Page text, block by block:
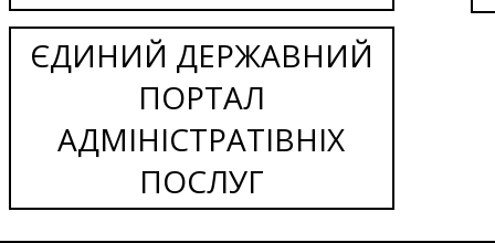
ЄДИНИЙ ДЕРЖАВНИЙ
ПОРТАЛ
АДМІНІСТРАТІВНІХ
ПОСЛУГ